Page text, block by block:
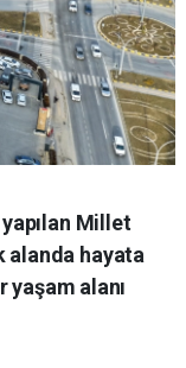
Millet
alanda hayata
alanı